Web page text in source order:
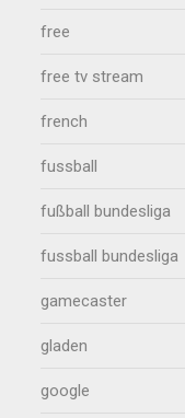
free
free tv stream
french
fussball
fußball bundesliga
fussball bundesliga
gamecaster
gladen
google